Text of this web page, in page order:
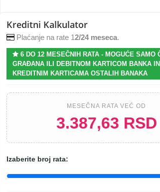
Kreditni Kalkulator
Plaćanje na rate 12/24 meseca.
6 DO 12 MESEČNIH RATA - MOGUĆE SAMO
GRAĐANA ILI DEBITNOM KARTICOM BANKA
KREDITNIM KARTICAMA OSTALIH BANAKA
MESEČNA RATA VEĆ OD
3.387,63 RSD
Izaberite broj rata: